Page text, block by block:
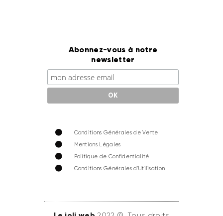
Abonnez-vous à notre
newsletter
Conditions Générales de Vente
Mentions Légales
Politique de Confidentialité
Conditions Générales d'Utilisation